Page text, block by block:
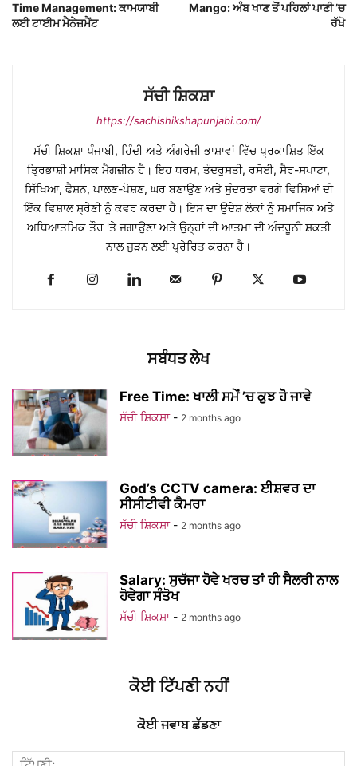
Time Management: ਕਾਮਯਾਬੀ
ਲਈ ਟਾਈਮ ਮੈਨੇਜ਼ਮੈਂਟ
Mango: ਅੰਬ ਖਾਣ ਤੋਂ ਪਹਿਲਾਂ ਪਾਣੀ ’ਚ
ਰੱਖੋ
ਸੱਚੀ ਸ਼ਿਕਸ਼ਾ
https://sachishikshapunjabi.com/
ਸੱਚੀ ਸ਼ਿਕਸ਼ਾ ਪੰਜਾਬੀ, ਹਿੰਦੀ ਅਤੇ ਅੰਗਰੇਜ਼ੀ ਭਾਸ਼ਾਵਾਂ ਵਿੱਚ ਪ੍ਰਕਾਸ਼ਿਤ ਇੱਕ
ਤ੍ਰਿਭਾਸ਼ੀ ਮਾਸਿਕ ਮੈਗਜ਼ੀਨ ਹੈ। ਇਹ ਧਰਮ, ਤੰਦਰੁਸਤੀ, ਰਸੋਈ, ਸੈਰ-ਸਪਾਟਾ,
ਸਿੱਖਿਆ, ਫੈਸ਼ਨ, ਪਾਲਣ-ਪੋਸ਼ਣ, ਘਰ ਬਣਾਉਣ ਅਤੇ ਸੁੰਦਰਤਾ ਵਰਗੇ ਵਿਸ਼ਿਆਂ ਦੀ
ਇੱਕ ਵਿਸ਼ਾਲ ਸ਼੍ਰੇਣੀ ਨੂੰ ਕਵਰ ਕਰਦਾ ਹੈ। ਇਸ ਦਾ ਉਦੇਸ਼ ਲੋਕਾਂ ਨੂੰ ਸਮਾਜਿਕ ਅਤੇ
ਅਧਿਆਤਮਿਕ ਤੌਰ 'ਤੇ ਜਗਾਉਣਾ ਅਤੇ ਉਨ੍ਹਾਂ ਦੀ ਆਤਮਾ ਦੀ ਅੰਦਰੂਨੀ ਸ਼ਕਤੀ
ਨਾਲ ਜੁੜਨ ਲਈ ਪ੍ਰੇਰਿਤ ਕਰਨਾ ਹੈ।
ਸਬੰਧਤ ਲੇਖ
Free Time: ਖਾਲੀ ਸਮੇਂ ’ਚ ਕੁਝ ਹੋ ਜਾਵੇ
ਸੱਚੀ ਸ਼ਿਕਸ਼ਾ - 2 months ago
God’s CCTV camera: ਈਸ਼ਵਰ ਦਾ
ਸੀਸੀਟੀਵੀ ਕੈਮਰਾ
ਸੱਚੀ ਸ਼ਿਕਸ਼ਾ - 2 months ago
Salary: ਸੁਚੱਜਾ ਹੋਵੇ ਖਰਚ ਤਾਂ ਹੀ ਸੈਲਰੀ ਨਾਲ
ਹੋਵੇਗਾ ਸੰਤੋਖ
ਸੱਚੀ ਸ਼ਿਕਸ਼ਾ - 2 months ago
ਕੋਈ ਟਿੱਪਣੀ ਨਹੀਂ
ਕੋਈ ਜਵਾਬ ਛੱਡਣਾ